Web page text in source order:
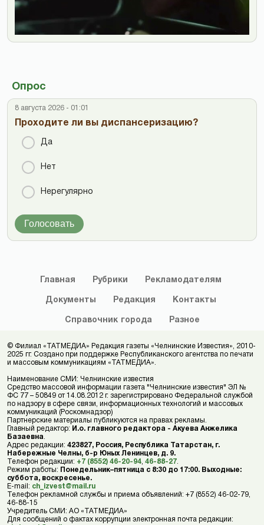
Опрос
8 августа 2026 - 01:01
Проходите ли вы диспансеризацию?
Да
Нет
Нерегулярно
Голосовать
Главная Рубрики Рекламодателям
Документы Редакция Контакты
Справочник города Разное
© Филиал «ТАТМЕДИА» Редакция газеты «Челнинские Известия», 2010-
2025 гг. Создано при поддержке Республиканского агентства по печати
и массовым коммуникациям «ТАТМЕДИА».
Наименование СМИ: Челнинские известия
Средство массовой информации газета "Челнинские известия" ЭЛ №
ФС 77 – 50849 от 14.08.2012 г. зарегистрировано Федеральной службой
по надзору в сфере связи, информационных технологий и массовых
коммуникаций (Роскомнадзор)
Партнерские материалы публикуются на правах рекламы.
Главный редактор: И.о. главного редактора - Акуева Анжелика
Базаевна
Адрес редакции: 423827, Россия, Республика Татарстан, г.
Набережные Челны, б-р Юных Ленинцев, д. 9.
Телефон редакции: +7 (8552) 46-20-94 46-88-27
Режим работы: Понедельник–пятница с 8:30 до 17:00. Выходные:
суббота, воскресенье.
E-mail: ch_izvest@mail.ru
Телефон рекламной службы и приема объявлений: +7 (8552) 46-02-79,
46-88-15
Учредитель СМИ: АО «ТАТМЕДИА»
Для сообщений о фактах коррупции электронная почта редакции: